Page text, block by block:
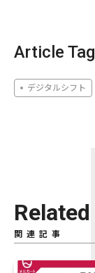
Article
デジタルシフト
関連記事